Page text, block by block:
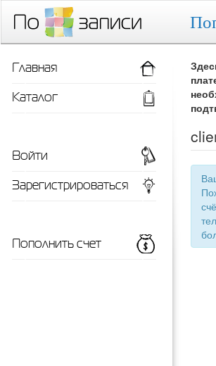
Главная
Каталог
Войти
Зарегистрироваться
Пополнить счет